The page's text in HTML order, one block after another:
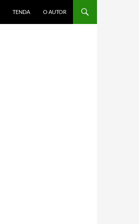
TENDA O AUTOR